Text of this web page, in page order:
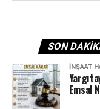
SON
İNŞAAT
Emsal